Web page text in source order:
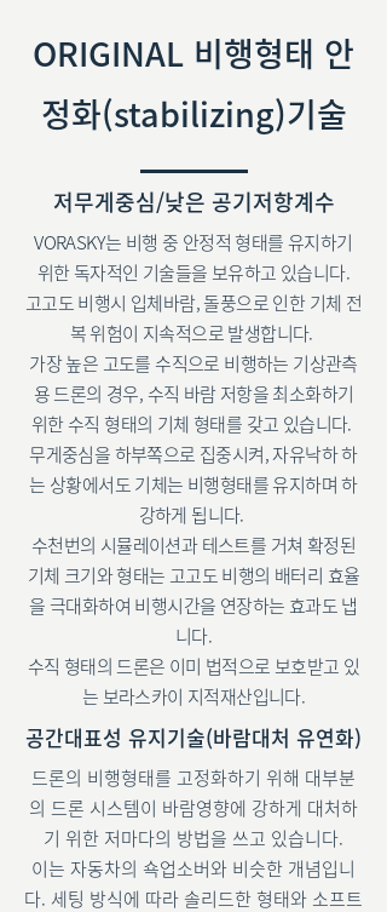
ORIGINAL 비행형태 안
정화(stabilizing)기술
저무게중심/낮은 공기저항계수
VORASKY는 비행 중 안정적 형태를 유지하기
위한 독자적인 기술들을 보유하고 있습니다.
고고도 비행시 입체바람, 돌풍으로 인한 기체 전
복 위험이 지속적으로 발생합니다.
가장 높은 고도를 수직으로 비행하는 기상관측
용 드론의 경우, 수직 바람 저항을 최소화하기
위한 수직 형태의 기체 형태를 갖고 있습니다.
무게중심을 하부쪽으로 집중시켜, 자유낙하 하
는 상황에서도 기체는 비행형태를 유지하며 하
강하게 됩니다.
수천번의 시뮬레이션과 테스트를 거쳐 확정된
기체 크기와 형태는 고고도 비행의 배터리 효율
을 극대화하여 비행시간을 연장하는 효과도 냅
니다.
수직 형태의 드론은 이미 법적으로 보호받고 있
는 보라스카이 지적재산입니다.
공간대표성 유지기술(바람대처 유연화)
드론의 비행형태를 고정화하기 위해 대부분
의 드론 시스템이 바람영향에 강하게 대처하
기 위한 저마다의 방법을 쓰고 있습니다.
이는 자동차의 쇽업소버와 비슷한 개념입니
다. 세팅 방식에 따라 솔리드한 형태와 소프트